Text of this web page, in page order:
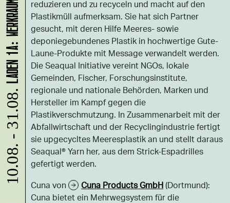
reduzieren und zu recyceln und macht auf den
Plastikmüll aufmerksam. Sie hat sich Partner
gesucht, mit deren Hilfe Meeres- sowie
deponiegebundenes Plastik in hochwertige Gute-
Laune-Produkte mit Message verwandelt werden.
Die Seaqual Initiative vereint NGOs, lokale
Gemeinden, Fischer, Forschungsinstitute,
regionale und nationale Behörden, Marken und
Hersteller im Kampf gegen die
Plastikverschmutzung. In Zusammenarbeit mit der
Abfallwirtschaft und der Recyclingindustrie fertigt
sie upgecycltes Meeresplastik an und stellt daraus
Seaqual® Yarn her, aus dem Strick-Espadrilles
gefertigt werden.
Cuna von
Cuna Products GmbH(Dortmund):
Cuna bietet ein Mehrwegsystem für die
10.08. - 31.08.